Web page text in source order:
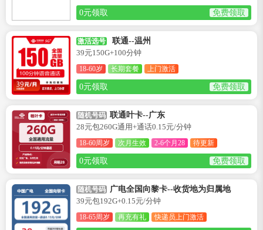
0元领取 免费领取
激活选号
联通--温州
39元150G+100分钟
18-60岁 长期套餐 上门激活
0元领取 免费领取
随机号码 联通叶卡--广东
28元包260G通用+通话0.15元/分钟
18-60周岁 次月生效 2-6个月28 待更新
0元领取 免费领取
随机号码 广电全国向黎卡--收货地为归属地
39元包192G+0.15元/分钟
18-65周岁 再充有礼 快递员上门激活